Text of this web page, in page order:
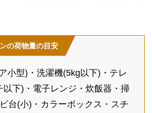
の荷物量の目安
小型)・洗濯機(5kg以下)・テレ
以下)・電子レンジ・炊飯器・掃
台(小)・カラーボックス・スチ